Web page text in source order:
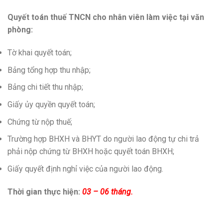
Quyết toán thuế TNCN cho nhân viên làm việc tại văn
phòng:
Tờ khai quyết toán;
Bảng tổng hợp thu nhập;
Bảng chi tiết thu nhập;
Giấy ủy quyền quyết toán;
Chứng từ nộp thuế;
Trường hợp BHXH và BHYT do người lao động tự chi trả
phải nộp chứng từ BHXH hoặc quyết toán BHXH;
Giấy quyết định nghỉ việc của người lao động.
Thời gian thực hiện: 03 – 06 tháng.